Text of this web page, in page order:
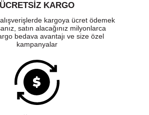
ÜCRETSIZ KARGO
alışverişlerde kargoya ücret ödemek
satın alacağınız milyonlarca
bedava avantajı ve size özel
kampanyalar